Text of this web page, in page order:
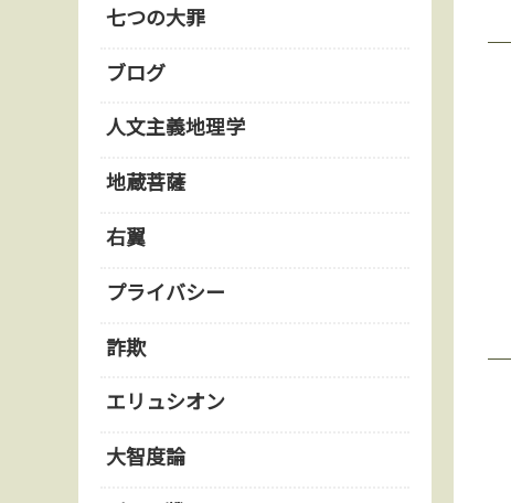
七つの大罪
ブログ
人文主義地理学
地蔵菩薩
右翼
プライバシー
詐欺
エリュシオン
大智度論